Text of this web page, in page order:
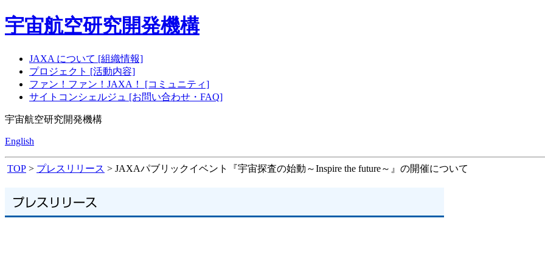
宇宙航空研究開発機構
JAXA について [組織情報]
プロジェクト [活動内容]
ファン！ファン！JAXA！ [コミュニティ]
サイトコンシェルジュ [お問い合わせ・FAQ]
宇宙航空研究開発機構
English
TOP > プレスリリース > JAXAパブリックイベント『宇宙探査の始動～Inspire the future～』の開催について